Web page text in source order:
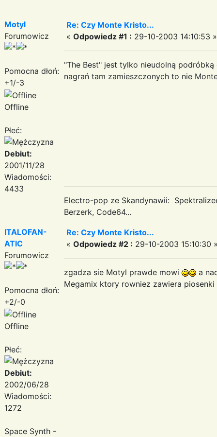
Motyl
Forumowicz
Pomocna dłoń:
+1/-3
Offline
Płeć:
Debiut:
2001/11/28
Wiadomości:
4433
Re: Czy Monte Kristo...
« Odpowiedz #1 : 29-10-2003 14:10:53 »
"The Best" jest tylko nieudolną
nagrań tam zamieszczonych to nie
Electro-pop ze Skandynawii:
Berzerk, Code64...
ITALOFAN-
ATIC
Forumowicz
Pomocna dłoń:
+2/-0
Offline
Płeć:
Debiut:
2002/06/28
Wiadomości:
1272
Space Synth -
Re: Czy Monte Kristo...
« Odpowiedz #2 : 29-10-2003 15:10:30
zgadza sie Motyl prawde mowi
a
Megamix ktory rowniez zawiera